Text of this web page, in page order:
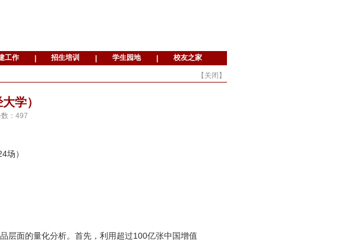
【 关闭 】
学）
： 497
场）
层面的量化分析。首先，利用超过100亿张中国增值